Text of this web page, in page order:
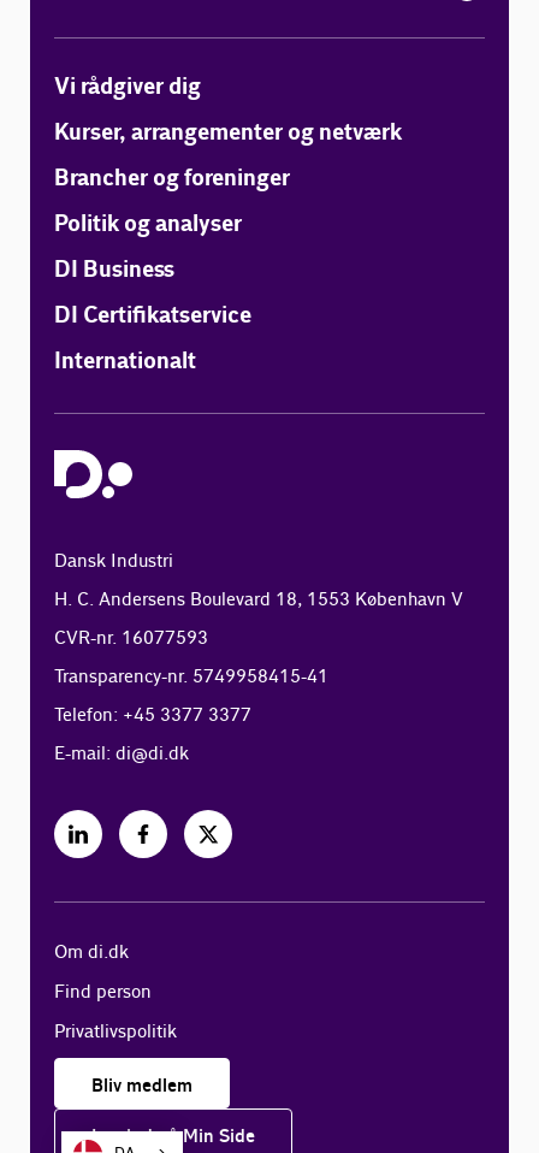
Vi rådgiver dig
Kurser, arrangementer og netværk
Brancher og foreninger
Politik og analyser
DI Business
DI Certifikatservice
Internationalt
Dansk Industri
H. C. Andersens Boulevard 18, 1553 København V
CVR-nr. 16077593
Transparency-nr. 5749958415-41
Telefon: +45 3377 3377
E-mail:di@di.dk
Om di.dk
Find person
Privatlivspolitik
Bliv medlem
Log ind på Min Side